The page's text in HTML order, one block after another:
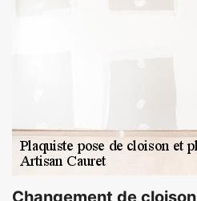
Changement de cloison